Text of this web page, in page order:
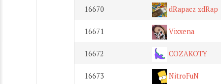
16670 dRapacz zdRap
16671 Vixxena
16672 COZAKOTY
16673 NitroFuN